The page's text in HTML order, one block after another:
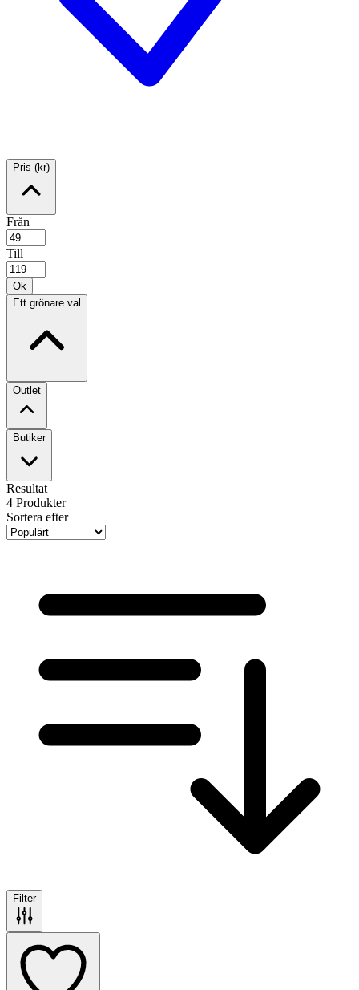
Pris (kr)
Från
Till
Ok
Ett grönare val
Outlet
Butiker
Resultat
4 Produkter
Sortera efter
Filter